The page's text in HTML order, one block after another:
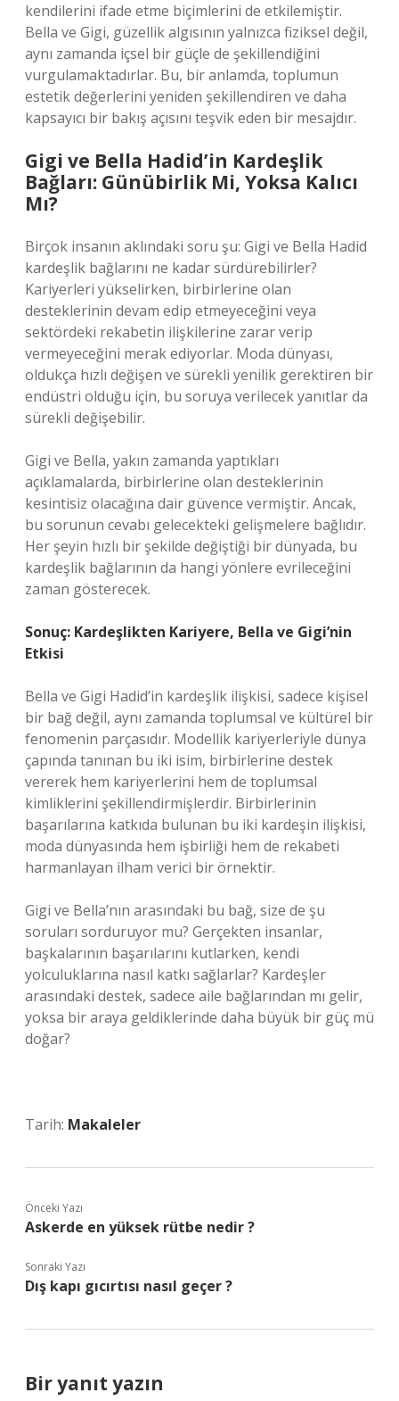
kendilerini ifade etme biçimlerini de etkilemiştir.
Bella ve Gigi, güzellik algısının yalnızca fiziksel değil,
aynı zamanda içsel bir güçle de şekillendiğini
vurgulamaktadırlar. Bu, bir anlamda, toplumun
estetik değerlerini yeniden şekillendiren ve daha
kapsayıcı bir bakış açısını teşvik eden bir mesajdır.
Gigi ve Bella Hadid’in Kardeşlik
Bağları: Günübirlik Mi, Yoksa Kalıcı
Mı?
Birçok insanın aklındaki soru şu: Gigi ve Bella Hadid
kardeşlik bağlarını ne kadar sürdürebilirler?
Kariyerleri yükselirken, birbirlerine olan
desteklerinin devam edip etmeyeceğini veya
sektördeki rekabetin ilişkilerine zarar verip
vermeyeceğini merak ediyorlar. Moda dünyası,
oldukça hızlı değişen ve sürekli yenilik gerektiren bir
endüstri olduğu için, bu soruya verilecek yanıtlar da
sürekli değişebilir.
Gigi ve Bella, yakın zamanda yaptıkları
açıklamalarda, birbirlerine olan desteklerinin
kesintisiz olacağına dair güvence vermiştir. Ancak,
bu sorunun cevabı gelecekteki gelişmelere bağlıdır.
Her şeyin hızlı bir şekilde değiştiği bir dünyada, bu
kardeşlik bağlarının da hangi yönlere evrileceğini
zaman gösterecek.
Sonuç: Kardeşlikten Kariyere, Bella ve Gigi’nin
Etkisi
Bella ve Gigi Hadid’in kardeşlik ilişkisi, sadece kişisel
bir bağ değil, aynı zamanda toplumsal ve kültürel bir
fenomenin parçasıdır. Modellik kariyerleriyle dünya
çapında tanınan bu iki isim, birbirlerine destek
vererek hem kariyerlerini hem de toplumsal
kimliklerini şekillendirmişlerdir. Birbirlerinin
başarılarına katkıda bulunan bu iki kardeşin ilişkisi,
moda dünyasında hem işbirliği hem de rekabeti
harmanlayan ilham verici bir örnektir.
Gigi ve Bella’nın arasındaki bu bağ, size de şu
soruları sorduruyor mu? Gerçekten insanlar,
başkalarının başarılarını kutlarken, kendi
yolculuklarına nasıl katkı sağlarlar? Kardeşler
arasındaki destek, sadece aile bağlarından mı gelir,
yoksa bir araya geldiklerinde daha büyük bir güç mü
doğar?
Tarih: Makaleler
Önceki Yazı
Askerde en yüksek rütbe nedir ?
Sonraki Yazı
Dış kapı gıcırtısı nasıl geçer ?
Bir yanıt yazın